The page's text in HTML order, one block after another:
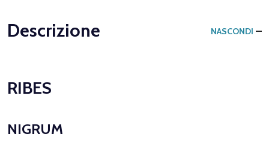
Descrizione NASCONDI
RIBES
NIGRUM